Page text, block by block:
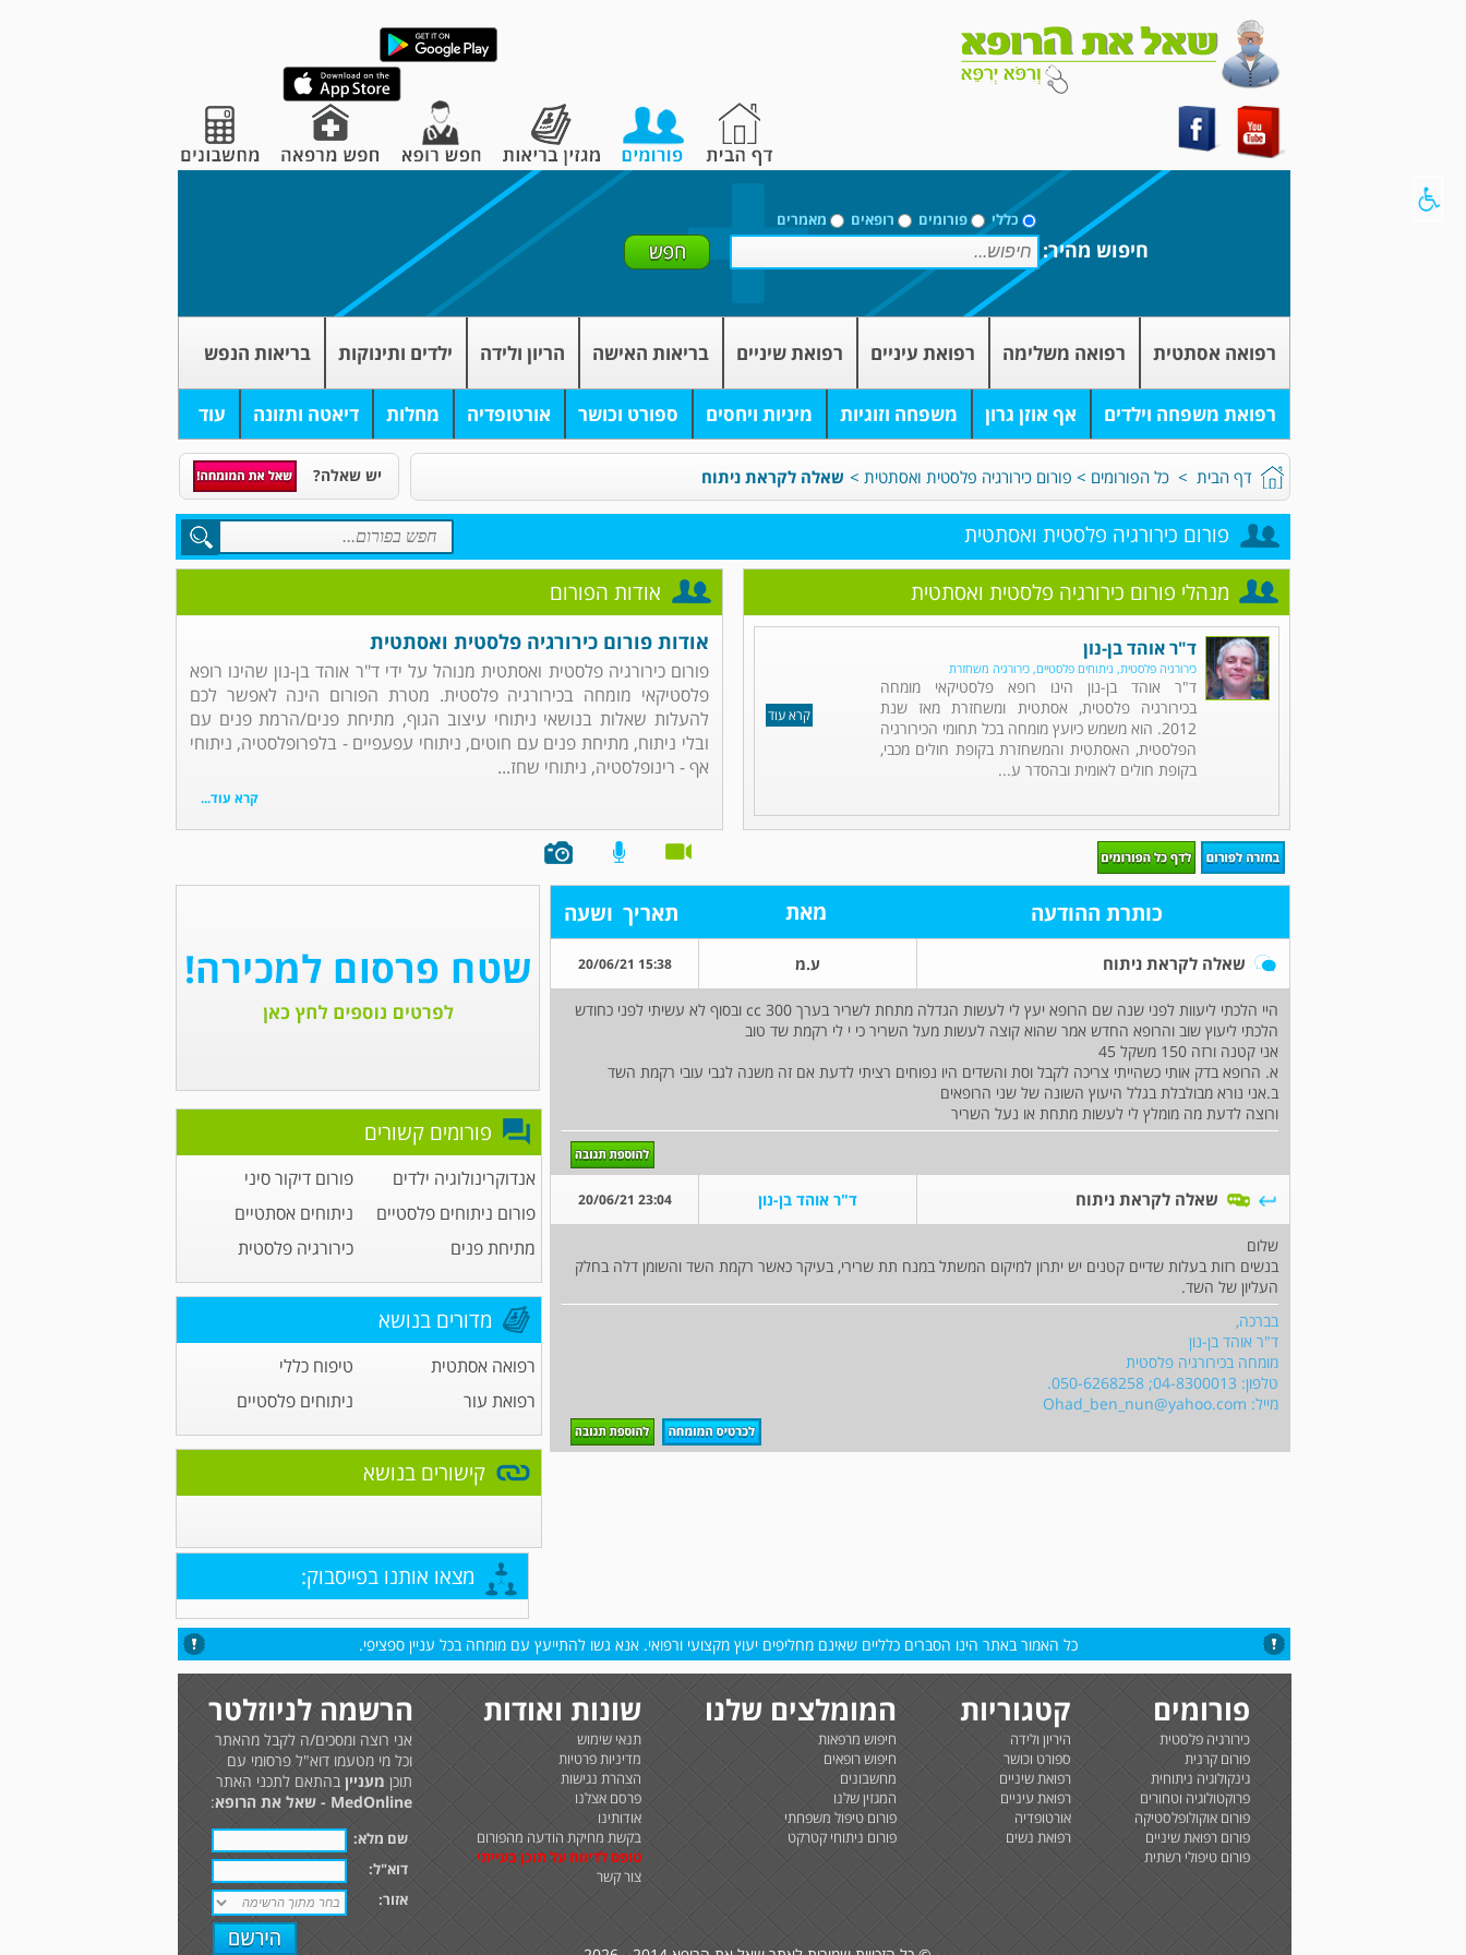
כללי פורומים רופאים מאמרים
חיפוש מהיר:
רפואה אסתטית רפואה משלימה רפואת עיניים רפואת שיניים בריאות האישה הריון ולידה ילדים ותינוקות בריאות הנפש
רפואת משפחה וילדים אף אוזן גרון משפחה וזוגיות מיניות ויחסים ספורט וכושר אורטופדיה מחלות דיאטה ותזונה עוד
דף הבית > כל הפורומים > פורום כירורגיה פלסטית ואסתטית > שאלה לקראת ניתוח יש שאלה?
פורום כירורגיה פלסטית ואסתטית
אודות הפורום
אודות פורום כירורגיה פלסטית ואסתטית
פורום כירורגיה פלסטית ואסתטית מנוהל על ידי ד"ר אוהד בן-נון שהינו רופא
פלסטיקאי מומחה בכירורגיה פלסטית. מטרת הפורום הינה לאפשר לכם
להעלות שאלות בנושאי ניתוחי עיצוב הגוף, מתיחת פנים/הרמת פנים עם
ובלי ניתוח, מתיחת פנים עם חוטים, ניתוחי עפעפיים - בלפרופלסטיה, ניתוחי
אף - רינופלסטיה, ניתוחי שחז...
קרא עוד...
מנהלי פורום כירורגיה פלסטית ואסתטית
קרא עוד
ד"ר אוהד בן-נון
כירורגיה פלסטית, ניתוחים פלסטיים, כירורגיה משחזרת
ד"ר אוהד בן-נון הינו רופא פלסטיקאי מומחה
בכירורגיה פלסטית, אסתטית ומשחזרת מאז שנת
2012. הוא משמש כיועץ מומחה בכל תחומי הכירורגיה
הפלסטית, האסתטית והמשחזרת בקופת חולים מכבי,
בקופת חולים לאומית ובהסדר ע...
כותרת ההודעה מאת תאריך ושעה
שאלה לקראת ניתוח ע.מ 15:38 20/06/21
היי הלכתי ליעוות לפני שנה שם הרופא יעץ לי לעשות הגדלה מתחת לשריר בערך 300 cc ובסוף לא עשיתי לפני כחודש
הלכתי ליעוץ שוב והרופא החדש אמר שהוא קוצה לעשות מעל השריר כי י לי רקמת שד טוב
אני קטנה ורזה 150 משקל 45
א. הרופא בדק אותי כשהייתי צריכה לקבל וסת והשדים היו נפוחים רציתי לדעת אם זה משנה לגבי עובי רקמת השד
ב.אני נורא מבולבלת בגלל היעוץ השונה של שני הרופאים
ורוצה לדעת מה מומלץ לי לעשות מתחת או נעל השריר
שאלה לקראת ניתוח ד"ר אוהד בן-נון 23:04 20/06/21
שלום
בנשים רזות בעלות שדיים קטנים יש יתרון למיקום המשתל במנח תת שרירי, בעיקר כאשר רקמת השד והשומן דלה בחלק
העליון של השד.
בברכה,
ד"ר אוהד בן-נון
מומחה בכירורגיה פלסטית
טלפון: 04-8300013; 050-6268258.
מייל: Ohad_ben_nun@yahoo.com
פורומים קשורים
אנדוקרינולוגיה ילדים
פורום דיקור סיני
פורום ניתוחים פלסטיים
ניתוחים אסתטיים
מתיחת פנים
כירורגיה פלסטית
מדורים בנושא
רפואה אסתטית
טיפוח כללי
רפואת עור
ניתוחים פלסטיים
קישורים בנושא
מצאו אותנו בפייסבוק:
כל האמור באתר הינו הסברים כלליים שאינם מחליפים יעוץ מקצועי ורפואי. אנא גשו להתייעץ עם מומחה בכל עניין ספציפי.
פורומים
כירורגיה פלסטית
פורום קרנית
גינקולוגיה ניתוחית
פרוקטולוגיה וטחורים
פורום אוקולופלסטיקה
פורום רפואת שיניים
פורום טיפולי רשתית
קטגוריות
היריון ולידה
ספורט וכושר
רפואת שיניים
רפואת עיניים
אורטופדיה
רפואת נשים
המומלצים שלנו
חיפוש מרפאות
חיפוש רופאים
מחשבונים
המגזין שלנו
פורום טיפול משפחתי
פורום ניתוחי קטרקט
שונות ואודות
תנאי שימוש
מדיניות פרטיות
הצהרת נגישות
פרסם אצלנו
אודותינו
בקשת מחיקת הודעה מהפורום
טופס לדיווח על תוכן בעייתי
צור קשר
הרשמה לניוזלטר
אני רוצה ומסכים/ה לקבל מהאתר
וכל מי מטעמו דוא"ל פרסומי עם
תוכן מענייןבהתאם לתכני האתר
MedOnline - שאל את הרופא
:
שם מלא:
דוא"ל:
אזור: